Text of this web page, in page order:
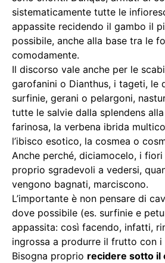
sistematicamente tutte le
appassite recidendo il gambo il
possibile, anche alla base tra le
comodamente.
Il discorso vale anche per le
garofanini o Dianthus, i tageti, le
surfinie, gerani o pelargoni,
tutte le salvie dalla splendens
farinosa, la verbena ibrida
l’ibisco esotico, la cosmea o
Anche perché, diciamocelo, i
proprio sgradevoli a vedersi,
vengono bagnati, marciscono.
L’importante è non pensare di
dove possibile (es. surfinie e
appassita: così facendo, infatti,
ingrossa a produrre il frutto con i
Bisogna proprio recidere sotto il